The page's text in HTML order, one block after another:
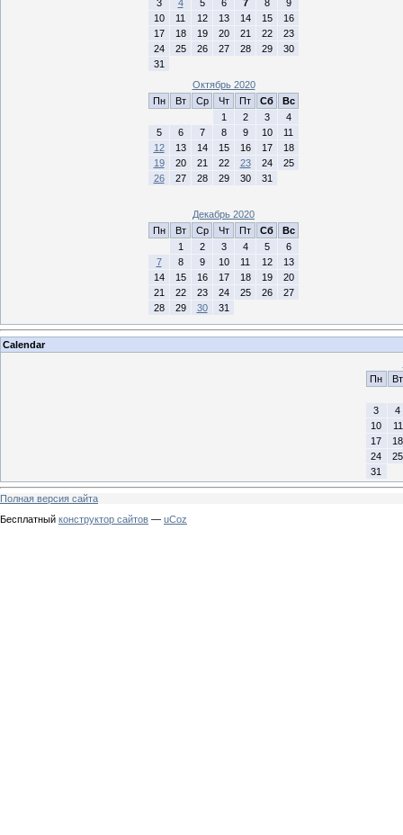
3
4 5 6 7 8
9
10
11 12 13 14 15
16
17
18 19 20 21 22
23
24
25 26 27 28 29
30
31
Октябрь 2020
Пн
Вт Ср Чт Пт Сб
Вс
1
2 3
4
5
6 7 8 9 10
11
12
13 14 15 16 17
18
19
20 21 22 23 24
25
26
27 28 29 30 31
Декабрь 2020
Пн
Вт Ср Чт Пт Сб
Вс
1
2 3 4 5
6
7
8 9 10 11 12
13
14
15 16 17 18 19
20
21
22 23 24 25 26
27
28
29 30 31
Calendar
Пн
Вт
3
4
10
11
17
18
24
25
31
Полная версия сайта
Бесплатный конструктор сайтов — uCoz